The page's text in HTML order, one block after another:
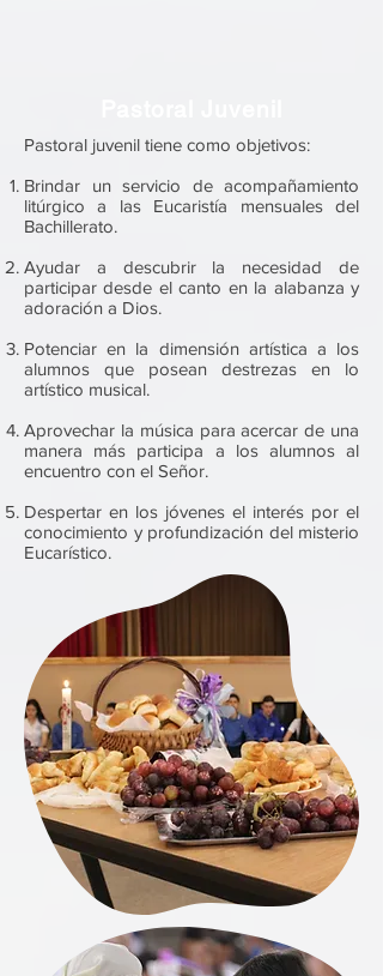
Pastoral juvenil tiene como objetivos:
Brindar un servicio de acompañamiento
litúrgico a las Eucaristía mensuales del
Bachillerato.
Ayudar a descubrir la necesidad de
participar desde el canto en la alabanza y
adoración a Dios.
Potenciar en la dimensión artística a los
alumnos que posean destrezas en lo
artístico musical.
Aprovechar la música para acercar de una
manera más participa a los alumnos al
encuentro con el Señor.
Despertar en los jóvenes el interés por el
conocimiento y profundización del misterio
Eucarístico.